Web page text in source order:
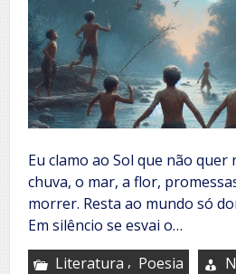
Eu clamo ao Sol que não quer
chuva, o mar, a flor,
morrer. Resta ao mundo só
Em silêncio se esvai o…
Literatura , Poesia